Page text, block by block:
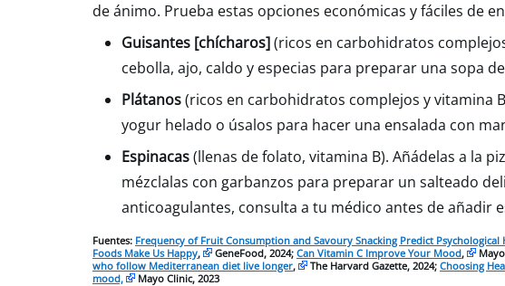
de ánimo. Prueba estas opciones económicas y fáciles de
Guisantes [chícharos](ricos en carbohidratos
cebolla, ajo, caldo y especias para preparar una sopa
Plátanos(ricos en carbohidratos complejos y vitamina
yogur helado o úsalos para hacer una ensalada con
Espinacas(llenas de folato, vitamina B). Añádelas a la
mézclalas con garbanzos para preparar un salteado
anticoagulantes, consulta a tu médico antes de añadir
Fuentes: Frequency of Fruit Consumption and Savoury Snacking Predict Psychological
Foods Make Us Happy, GeneFood, 2024; Can Vitamin C Improve Your Mood,
who follow Mediterranean diet live longer, The Harvard Gazette, 2024; Choosing
mood,
Mayo Clinic, 2023